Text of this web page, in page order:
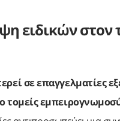
ειδικών
σε επαγγελματίες
τομείς